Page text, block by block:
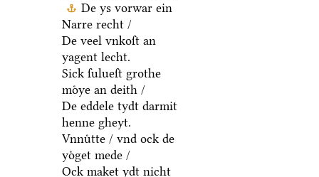
De ys vorwar ein
Narre recht /
De veel vnkoſt an
yagent lecht.
Sick ſulueſt grothe
moͤye an deith /
De eddele tydt darmit
henne gheyt.
Vnnuͤtte / vnd ock de
yoͤget mede /
Ock maket ydt nicht